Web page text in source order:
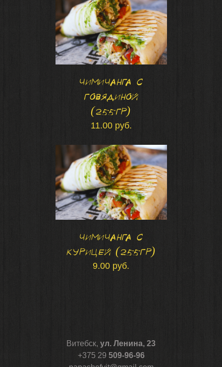
Чимичанга с
говядиной
(255гр)
11.00 руб.
В КОРЗИНУ
ПОДРОБНЕЕ
Чимичанга с
курицей (255гр)
9.00 руб.
Витебск, ул. Ленина, 23
+375 29 509-96-96